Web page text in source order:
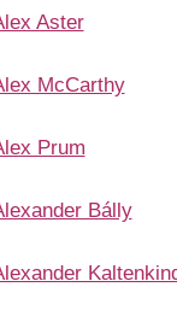
Aster
McCarthy
Prum
Bálly